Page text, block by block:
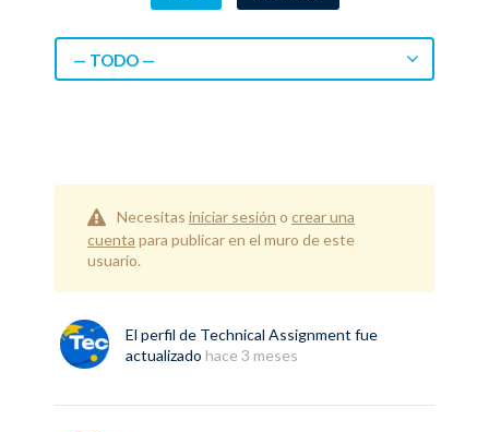
— TODO —
Necesitas iniciar sesión o crear una
cuenta para publicar en el muro de este
usuario.
El perfil de Technical Assignment fue
actualizado hace 3 meses